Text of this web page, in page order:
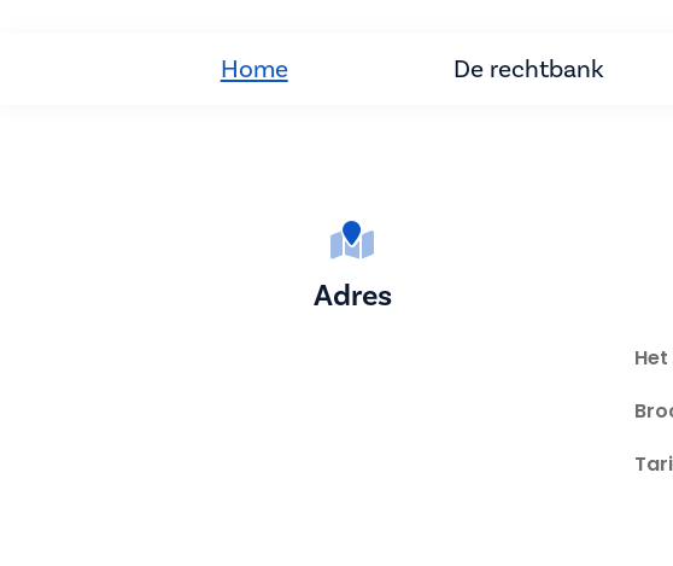
Home De rechtbank
Adres